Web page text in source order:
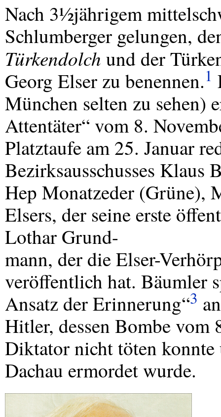
Nach 3½jährigem
Schlumberger gelungen,
Türkendolch und der
Georg Elser zu benennen.1
München selten zu sehen)
Attentäter“ vom 8.
Platztaufe am 25. Januar
Bezirksausschusses Klaus
Hep Monatzeder (Grüne),
Elsers, der seine erste
Lothar Grund-
mann, der die Elser-
veröffentlich hat. Bäumler
Ansatz der Erinnerung“3
Hitler, dessen Bombe vom
Diktator nicht töten
Dachau ermordet wurde.